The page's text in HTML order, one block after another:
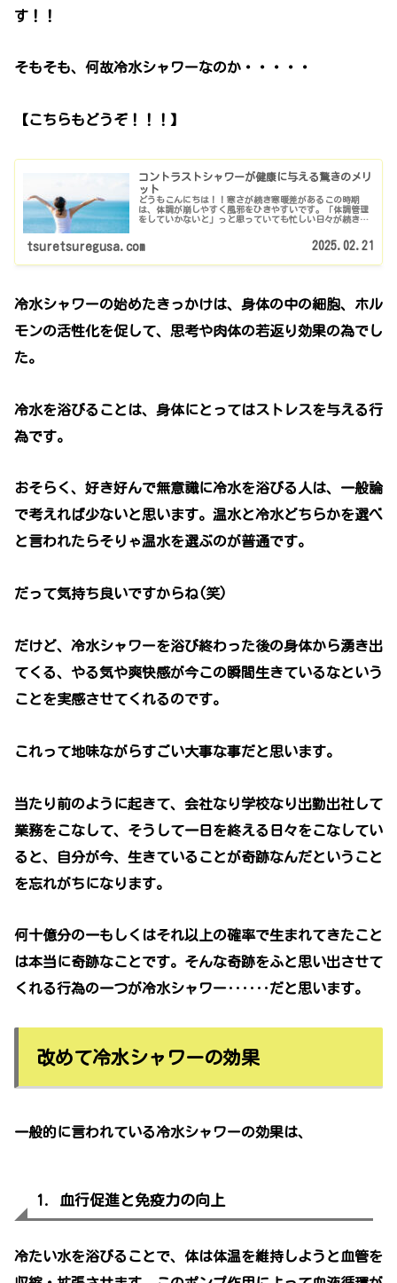
す！！
そもそも、何故冷水シャワーなのか・・・・・
【こちらもどうぞ！！！】
コントラストシャワーが健康に与える驚きのメリ
ット
どうもこんにちは！！寒さが続き寒暖差があるこの時期
は、体調が崩しやすく風邪をひきやすいです。「体調管理
をしていかないと」っと思っていても忙しい日々が続き、
tsuretsuregusa.com 2025.02.21
冷水シャワーの始めたきっかけは、身体の中の細胞、ホル
モンの活性化を促して、思考や肉体の若返り効果の為でし
た。
冷水を浴びることは、身体にとってはストレスを与える行
為です。
おそらく、好き好んで無意識に冷水を浴びる人は、一般論
で考えれば少ないと思います。温水と冷水どちらかを選べ
と言われたらそりゃ温水を選ぶのが普通です。
だって気持ち良いですからね(笑)
だけど、冷水シャワーを浴び終わった後の身体から湧き出
てくる、やる気や爽快感が今この瞬間生きているなという
ことを実感させてくれるのです。
これって地味ながらすごい大事な事だと思います。
当たり前のように起きて、会社なり学校なり出勤出社して
業務をこなして、そうして一日を終える日々をこなしてい
ると、自分が今、生きていることが奇跡なんだということ
を忘れがちになります。
何十億分の一もしくはそれ以上の確率で生まれてきたこと
は本当に奇跡なことです。そんな奇跡をふと思い出させて
くれる行為の一つが冷水シャワー‥‥‥だと思います。
改めて冷水シャワーの効果
一般的に言われている冷水シャワーの効果は、
1. 血行促進と免疫力の向上
冷たい水を浴びることで、体は体温を維持しようと血管を